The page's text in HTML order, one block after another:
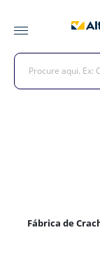
Fábrica de